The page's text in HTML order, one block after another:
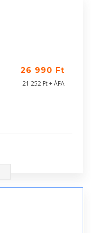
26 990 Ft
21 252 Ft + ÁFA